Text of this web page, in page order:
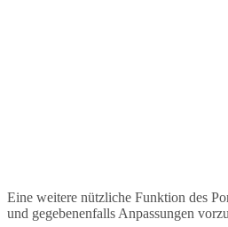
Eine weitere nützliche Funktion des
und gegebenenfalls Anpassungen